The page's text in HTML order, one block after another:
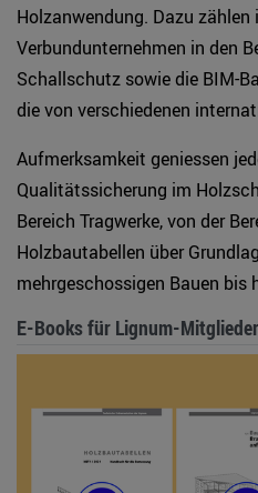
Holzanwendung. Dazu zählen
Verbundunternehmen in den
Schallschutz sowie die BIM-
die von verschiedenen
Aufmerksamkeit geniessen
Qualitätssicherung im
Bereich Tragwerke, von der
Holzbautabellen über
mehrgeschossigen Bauen bis
E-Books für Lignum-Mitglieder